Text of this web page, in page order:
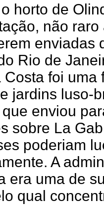
horto de
não
enviadas
Rio de
Costa foi
jardins luso-
enviou
sobre La
poderiam
A
era uma de
qual